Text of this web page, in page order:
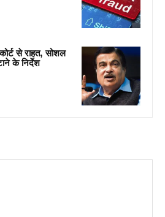
से राहत, सोशल
के निर्देश